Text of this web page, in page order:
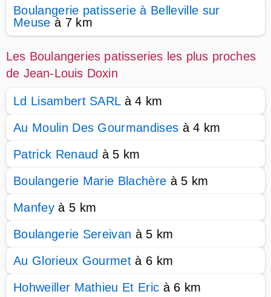
Boulangerie patisserie à Belleville sur
Meuse à 7 km
Les Boulangeries patisseries les plus proches
de Jean-Louis Doxin
Ld Lisambert SARLà 4 km
Au Moulin Des Gourmandises à 4 km
Patrick Renaud à 5 km
Boulangerie Marie Blachère à 5 km
Manfeyà 5 km
Boulangerie Sereivan à 5 km
Au Glorieux Gourmet à 6 km
Hohweiller Mathieu Et Eric à 6 km